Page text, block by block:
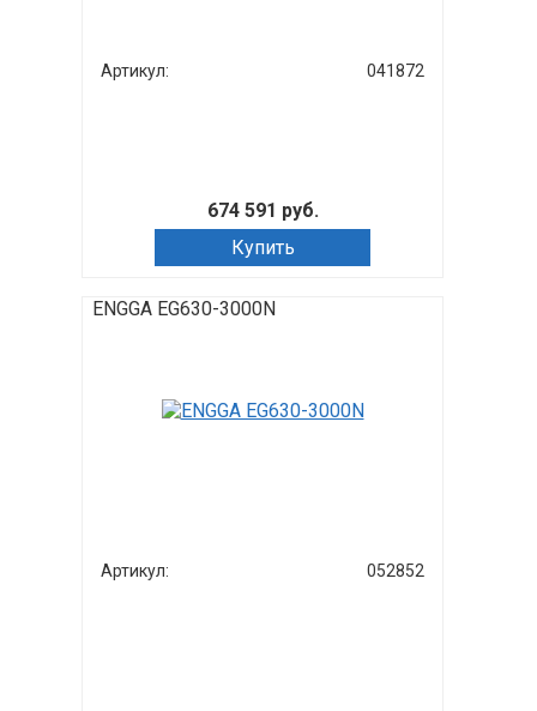
Артикул: 041872
674 591 руб.
Купить
ENGGA EG630-3000N
Артикул: 052852